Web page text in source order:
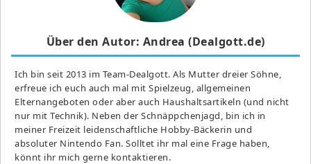
Über den Autor: Andrea (Dealgott.de)
Ich bin seit 2013 im Team-Dealgott. Als Mutter dreier Söhne,
erfreue ich euch auch mal mit Spielzeug, allgemeinen
Elternangeboten oder aber auch Haushaltsartikeln (und nicht
nur mit Technik). Neben der Schnäppchenjagd, bin ich in
meiner Freizeit leidenschaftliche Hobby-Bäckerin und
absoluter Nintendo Fan. Solltet ihr mal eine Frage haben,
könnt ihr mich gerne kontaktieren.